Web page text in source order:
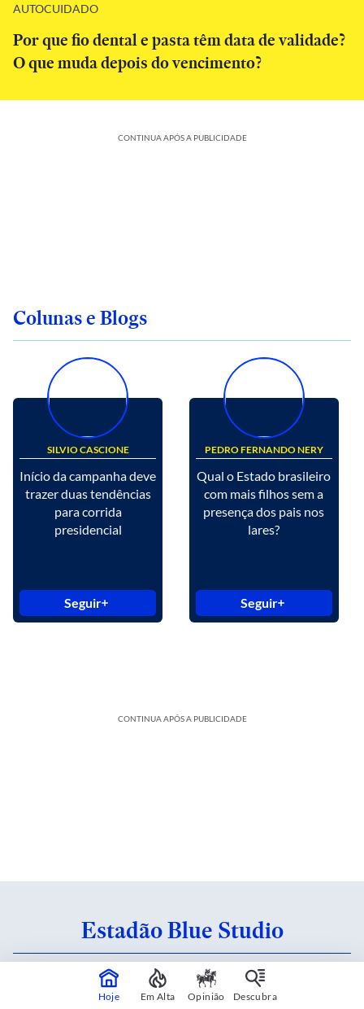
AUTOCUIDADO
Por que fio dental e pasta têm data de validade?
O que muda depois do vencimento?
CONTINUA APÓS A PUBLICIDADE
Colunas e Blogs
SILVIO CASCIONE
Início da campanha deve
trazer duas tendências
para corrida
presidencial
Seguir
PEDRO FERNANDO NERY
Qual o Estado brasileiro
com mais filhos sem a
presença dos pais nos
lares?
Seguir
CONTINUA APÓS A PUBLICIDADE
Estadão Blue Studio
Conteúdo criado em parceria com patrocinadores.
Saiba mais
Hoje Em Alta Opinião Descubra